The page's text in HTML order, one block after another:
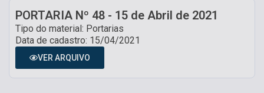
PORTARIA Nº 48 - 15 de Abril de 2021
Tipo do material: Portarias
Data de cadastro: 15/04/2021
VER ARQUIVO